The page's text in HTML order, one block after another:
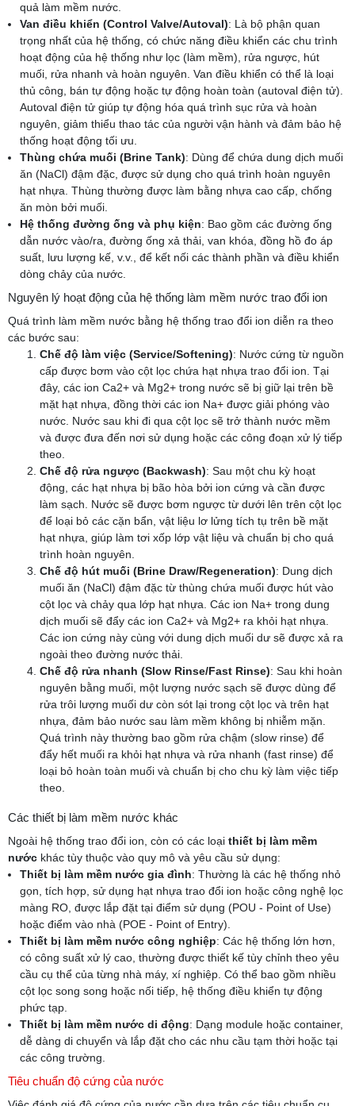
quả làm mềm nước.
Van điều khiển (Control Valve/Autoval): Là bộ phận quan
trọng nhất của hệ thống, có chức năng điều khiển các chu trình
hoạt động của hệ thống như lọc (làm mềm), rửa ngược, hút
muối, rửa nhanh và hoàn nguyên. Van điều khiển có thể là loại
thủ công, bán tự động hoặc tự động hoàn toàn (autoval điện tử).
Autoval điện tử giúp tự động hóa quá trình sục rửa và hoàn
nguyên, giảm thiểu thao tác của người vận hành và đảm bảo hệ
thống hoạt động tối ưu.
Thùng chứa muối (Brine Tank): Dùng để chứa dung dịch muối
ăn (NaCl) đậm đặc, được sử dụng cho quá trình hoàn nguyên
hạt nhựa. Thùng thường được làm bằng nhựa cao cấp, chống
ăn mòn bởi muối.
Hệ thống đường ống và phụ kiện: Bao gồm các đường ống
dẫn nước vào/ra, đường ống xả thải, van khóa, đồng hồ đo áp
suất, lưu lượng kế, v.v., để kết nối các thành phần và điều khiển
dòng chảy của nước.
Nguyên lý hoạt động của hệ thống làm mềm nước trao đổi ion
Quá trình làm mềm nước bằng hệ thống trao đổi ion diễn ra theo
các bước sau:
Chế độ làm việc (Service/Softening): Nước cứng từ nguồn
cấp được bơm vào cột lọc chứa hạt nhựa trao đổi ion. Tại
đây, các ion Ca2+ và Mg2+ trong nước sẽ bị giữ lại trên bề
mặt hạt nhựa, đồng thời các ion Na+ được giải phóng vào
nước. Nước sau khi đi qua cột lọc sẽ trở thành nước mềm
và được đưa đến nơi sử dụng hoặc các công đoạn xử lý tiếp
theo.
Chế độ rửa ngược (Backwash): Sau một chu kỳ hoạt
động, các hạt nhựa bị bão hòa bởi ion cứng và cần được
làm sạch. Nước sẽ được bơm ngược từ dưới lên trên cột lọc
để loại bỏ các cặn bẩn, vật liệu lơ lửng tích tụ trên bề mặt
hạt nhựa, giúp làm tơi xốp lớp vật liệu và chuẩn bị cho quá
trình hoàn nguyên.
Chế độ hút muối (Brine Draw/Regeneration): Dung dịch
muối ăn (NaCl) đậm đặc từ thùng chứa muối được hút vào
cột lọc và chảy qua lớp hạt nhựa. Các ion Na+ trong dung
dịch muối sẽ đẩy các ion Ca2+ và Mg2+ ra khỏi hạt nhựa.
Các ion cứng này cùng với dung dịch muối dư sẽ được xả ra
ngoài theo đường nước thải.
Chế độ rửa nhanh (Slow Rinse/Fast Rinse): Sau khi hoàn
nguyên bằng muối, một lượng nước sạch sẽ được dùng để
rửa trôi lượng muối dư còn sót lại trong cột lọc và trên hạt
nhựa, đảm bảo nước sau làm mềm không bị nhiễm mặn.
Quá trình này thường bao gồm rửa chậm (slow rinse) để
đẩy hết muối ra khỏi hạt nhựa và rửa nhanh (fast rinse) để
loại bỏ hoàn toàn muối và chuẩn bị cho chu kỳ làm việc tiếp
theo.
Các thiết bị làm mềm nước khác
Ngoài hệ thống trao đổi ion, còn có các loại thiết bị làm mềm
nước khác tùy thuộc vào quy mô và yêu cầu sử dụng:
Thiết bị làm mềm nước gia đình: Thường là các hệ thống nhỏ
gọn, tích hợp, sử dụng hạt nhựa trao đổi ion hoặc công nghệ lọc
màng RO, được lắp đặt tại điểm sử dụng (POU - Point of Use)
hoặc điểm vào nhà (POE - Point of Entry).
Thiết bị làm mềm nước công nghiệp: Các hệ thống lớn hơn,
có công suất xử lý cao, thường được thiết kế tùy chỉnh theo yêu
cầu cụ thể của từng nhà máy, xí nghiệp. Có thể bao gồm nhiều
cột lọc song song hoặc nối tiếp, hệ thống điều khiển tự động
phức tạp.
Thiết bị làm mềm nước di động: Dạng module hoặc container,
dễ dàng di chuyển và lắp đặt cho các nhu cầu tạm thời hoặc tại
các công trường.
Tiêu chuẩn độ cứng của nước